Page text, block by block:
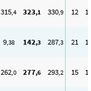
315,4 323,1 330,9 12
9,38 142,3 287,3 21
262,0 277,6 293,2 15